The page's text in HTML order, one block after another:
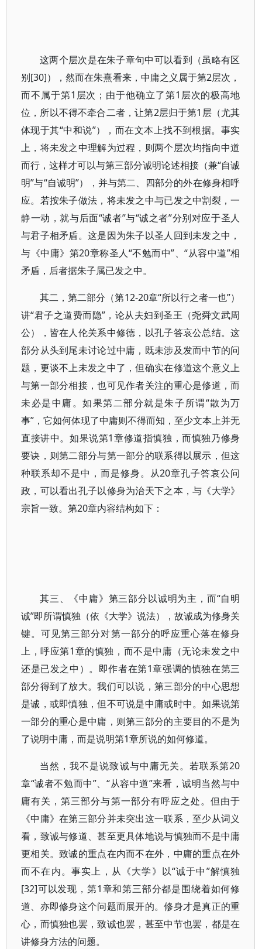
这两个层次是在朱子章句中可以看到（虽略有区
别[30]），然而在朱熹看来，中庸之义属于第2层次，
而不属于第1层次；由于他确立了第1层次的极高地
位，所以不得不牵合二者，让第2层归于第1层（尤其
体现于其“中和说”），而在文本上找不到根据。事实
上，将未发之中理解为过程，则两个层次均指向中道
而行，这样才可以与第三部分诚明论述相接（兼“自诚
明”与“自诚明”），并与第二、四部分的外在修身相呼
应。若按朱子做法，将未发之中与已发之中割裂，一
静一动，就与后面“诚者”与“诚之者”分别对应于圣人
与君子相矛盾。这是因为朱子以圣人回到未发之中，
与《中庸》第20章称圣人“不勉而中”、“从容中道”相
矛盾，后者据朱子属已发之中。
其二，第二部分（第12-20章“所以行之者一也”）
讲“君子之道费而隐”，论从夫妇到圣王（尧舜文武周
公），皆在人伦关系中修德，以孔子答哀公总结。这
部分从头到尾未讨论过中庸，既未涉及发而中节的问
题，更谈不上未发之中了，但确实在修道这个意义上
与第一部分相接，也可见作者关注的重心是修道，而
未必是中庸。如果第二部分就是朱子所谓“散为万
事”，它如何体现了中庸则不得而知，至少文本上并无
直接讲中。如果说第1章修道指慎独，而慎独乃修身
要诀，则第二部分与第一部分的联系得以展示，但这
种联系却不是中，而是修身。从20章孔子答哀公问
政，可以看出孔子以修身为治天下之本，与《大学》
宗旨一致。第20章内容结构如下：
其三、《中庸》第三部分以诚明为主，而“自明
诚”即所谓慎独（依《大学》说法），故诚成为修身关
键。可见第三部分对第一部分的呼应重心落在修身
上，呼应第1章的慎独，而不是中庸（无论未发之中
还是已发之中）。即作者在第1章强调的慎独在第三
部分得到了放大。我们可以说，第三部分的中心思想
是诚，或即慎独，但不可说是中庸或时中。如果说第
一部分的重心是中庸，则第三部分的主要目的不是为
了说明中庸，而是说明第1章所说的如何修道。
当然，我不是说致诚与中庸无关。若联系第20
章“诚者不勉而中”、“从容中道”来看，诚明当然与中
庸有关，第三部分与第一部分有呼应之处。但由于
《中庸》在第三部分并未突出这一联系，至少从词义
看，致诚与修道、甚至更具体地说与慎独而不是中庸
更相关。致诚的重点在内而不在外，中庸的重点在外
而不在内。事实上，从《大学》以“诚于中”解慎独
[32]可以发现，第1章和第三部分都是围绕着如何修
道、亦即修身这个问题而展开的。修身才是真正的重
心，而慎独也罢，致诚也罢，甚至中节也罢，都是在
讲修身方法的问题。